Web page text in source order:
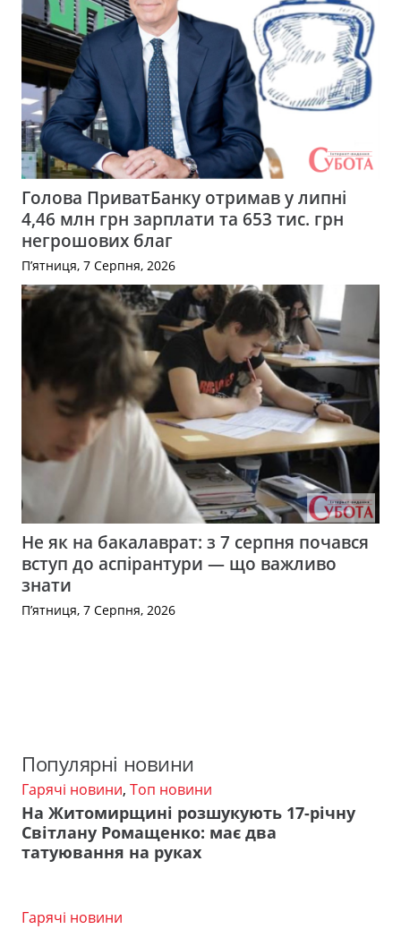
Голова ПриватБанку отримав у липні
4,46 млн грн зарплати та 653 тис. грн
негрошових благ
П’ятниця, 7 Серпня, 2026
Не як на бакалаврат: з 7 серпня почався
вступ до аспірантури — що важливо
знати
П’ятниця, 7 Серпня, 2026
Популярні новини
Гарячі новини, Топ новини
На Житомирщині розшукують 17-річну
Світлану Ромащенко: має два
татуювання на руках
Гарячі новини